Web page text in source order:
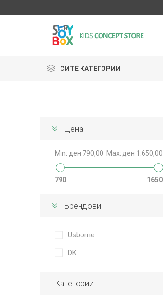
СИТЕ КАТЕГОРИИ
Janod
GLOBBER
Цена
Min: ден 790,00 Max: ден 1.650,00
790 1650
Брендови
Usborne
DK
Категории